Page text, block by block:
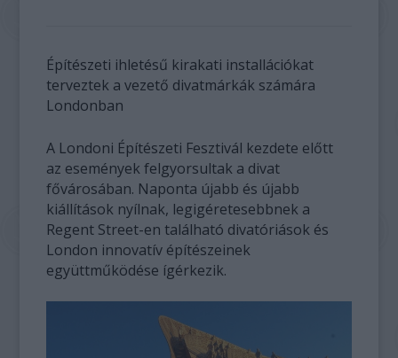
Építészeti ihletésű kirakati installációkat
terveztek a vezető divatmárkák számára
Londonban
A Londoni Építészeti Fesztivál kezdete előtt
az események felgyorsultak a divat
fővárosában. Naponta újabb és újabb
kiállítások nyílnak, legigéretesebbnek a
Regent Street-en található divatóriások és
London innovatív építészeinek
együttműködése ígérkezik.